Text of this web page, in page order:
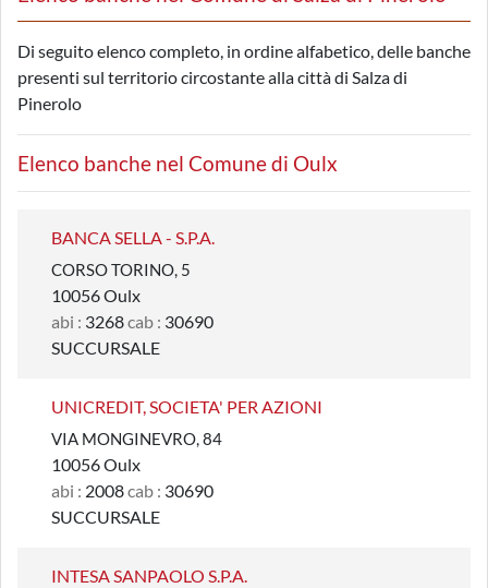
Di seguito elenco completo, in ordine alfabetico, delle banche
presenti sul territorio circostante alla città di Salza di
Pinerolo
Elenco banche nel Comune di Oulx
BANCA SELLA - S.P.A.
CORSO TORINO, 5
10056 Oulx
abi : 3268cab : 30690
SUCCURSALE
UNICREDIT, SOCIETA' PER AZIONI
VIA MONGINEVRO, 84
10056 Oulx
abi : 2008cab : 30690
SUCCURSALE
INTESA SANPAOLO S.P.A.